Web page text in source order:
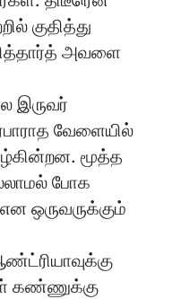
குதித்து
அவளை
இருவர்
வேளையில்
மூத்த
போக
ஒருவருக்கும்
கண்ணுக்கு